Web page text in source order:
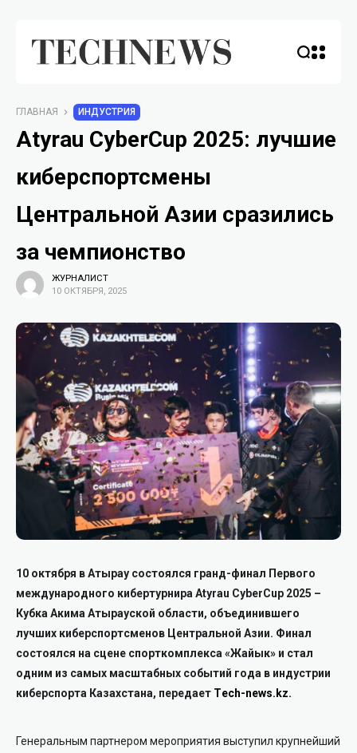
ГЛАВНАЯ ИНДУСТРИЯ
Atyrau CyberCup 2025: лучшие
киберспортсмены
Центральной Азии сразились
за чемпионство
ЖУРНАЛИСТ
10 ОКТЯБРЯ, 2025
10 октября в Атырау состоялся гранд-финал Первого
международного кибертурнира Atyrau CyberCup 2025 –
Кубка Акима Атырауской области, объединившего
лучших киберспортсменов Центральной Азии. Финал
состоялся на сцене спорткомплекса «Жайык» и стал
одним из самых масштабных событий года в индустрии
киберспорта Казахстана, передает Тech-news.kz.
Генеральным партнером мероприятия выступил крупнейший